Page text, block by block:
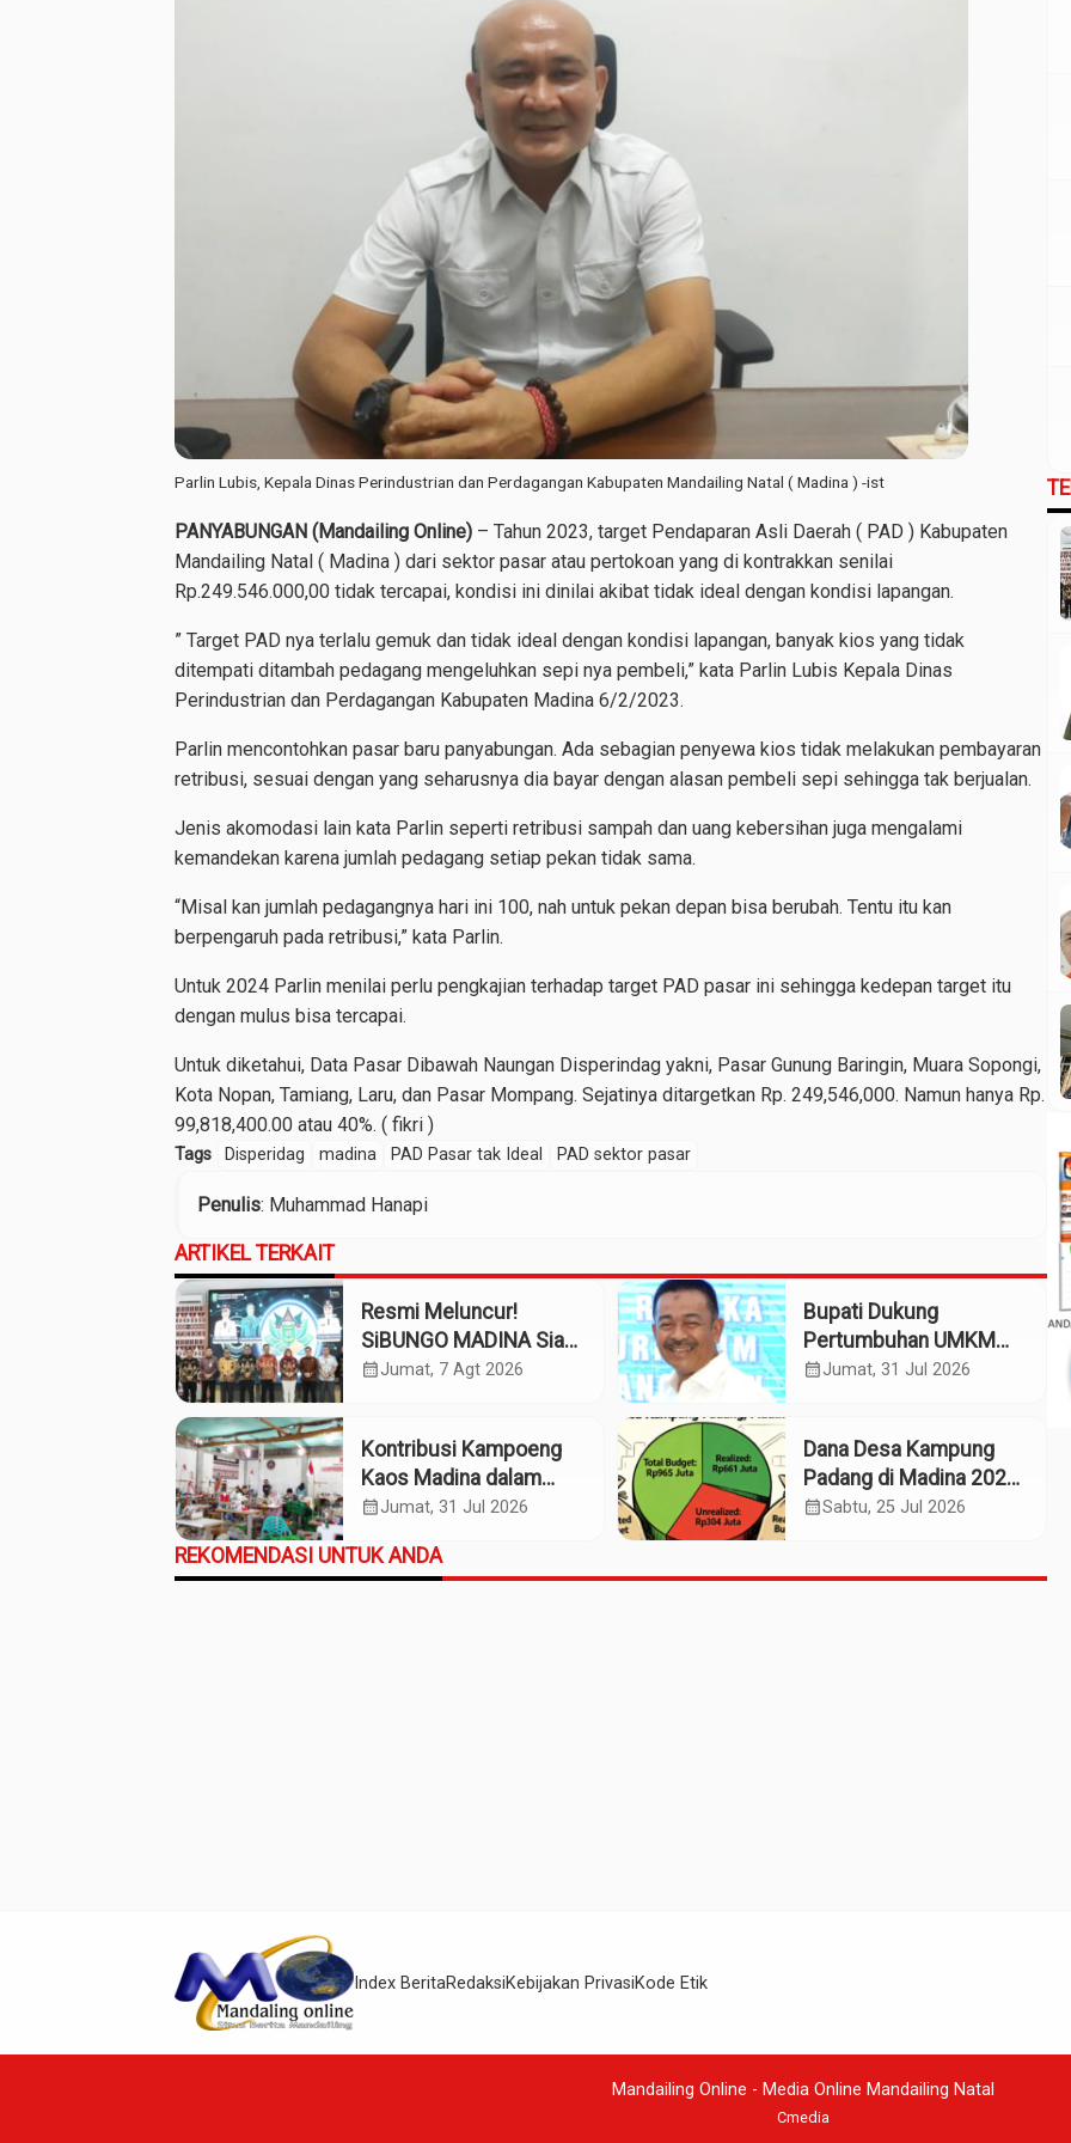
Parlin Lubis, Kepala Dinas Perindustrian dan Perdagangan Kabupaten Mandailing Natal ( Madina ) -ist
PANYABUNGAN (Mandailing Online) – Tahun 2023, target Pendaparan Asli Daerah ( PAD ) Kabupaten
Mandailing Natal ( Madina ) dari sektor pasar atau pertokoan yang di kontrakkan senilai
Rp.249.546.000,00 tidak tercapai, kondisi ini dinilai akibat tidak ideal dengan kondisi lapangan.
” Target PAD nya terlalu gemuk dan tidak ideal dengan kondisi lapangan, banyak kios yang tidak
ditempati ditambah pedagang mengeluhkan sepi nya pembeli,” kata Parlin Lubis Kepala Dinas
Perindustrian dan Perdagangan Kabupaten Madina 6/2/2023.
Parlin mencontohkan pasar baru panyabungan. Ada sebagian penyewa kios tidak melakukan pembayaran
retribusi, sesuai dengan yang seharusnya dia bayar dengan alasan pembeli sepi sehingga tak berjualan.
Jenis akomodasi lain kata Parlin seperti retribusi sampah dan uang kebersihan juga mengalami
kemandekan karena jumlah pedagang setiap pekan tidak sama.
“Misal kan jumlah pedagangnya hari ini 100, nah untuk pekan depan bisa berubah. Tentu itu kan
berpengaruh pada retribusi,” kata Parlin.
Untuk 2024 Parlin menilai perlu pengkajian terhadap target PAD pasar ini sehingga kedepan target itu
dengan mulus bisa tercapai.
Untuk diketahui, Data Pasar Dibawah Naungan Disperindag yakni, Pasar Gunung Baringin, Muara Sopongi,
Kota Nopan, Tamiang, Laru, dan Pasar Mompang. Sejatinya ditargetkan Rp. 249,546,000. Namun hanya Rp.
99,818,400.00 atau 40%. ( fikri )
Tags Disperidag madina PAD Pasar tak Ideal PAD sektor pasar
Penulis: Muhammad Hanapi
ARTIKEL TERKAIT
Resmi Meluncur!
SiBUNGO MADINA Siap
Optimalkan Pendapatan
calendar_monthJumat, 7 Agt 2026
Bupati Dukung
Pertumbuhan UMKM
Termasuk Kampoeng
calendar_monthJumat, 31 Jul 2026
Kontribusi Kampoeng
Kaos Madina dalam
Industri Budaya dan
calendar_monthJumat, 31 Jul 2026
Dana Desa Kampung
Padang di Madina 2025:
Pagu Rp965 Juta,
calendar_monthSabtu, 25 Jul 2026
REKOMENDASI UNTUK ANDA
Index BeritaRedaksiKebijakan PrivasiKode Etik
Mandailing Online - Media Online Mandailing Natal
Cmedia